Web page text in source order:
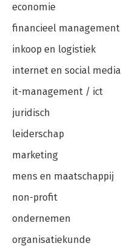
economie
financieel management
inkoop en logistiek
internet en social media
it-management / ict
juridisch
leiderschap
marketing
mens en maatschappij
non-profit
ondernemen
organisatiekunde